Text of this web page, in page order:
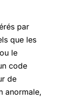
par
que les
le
code
de
anormale,